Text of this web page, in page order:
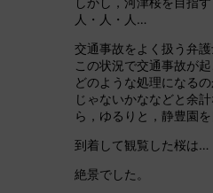
人・人・人…
交通事故をよく扱う弁
この状況で交通事故が
どのような処理になる
じゃないかななどと余
ら，ゆるりと，静豊園を
到着して観覧した桜は…
絶景でした。